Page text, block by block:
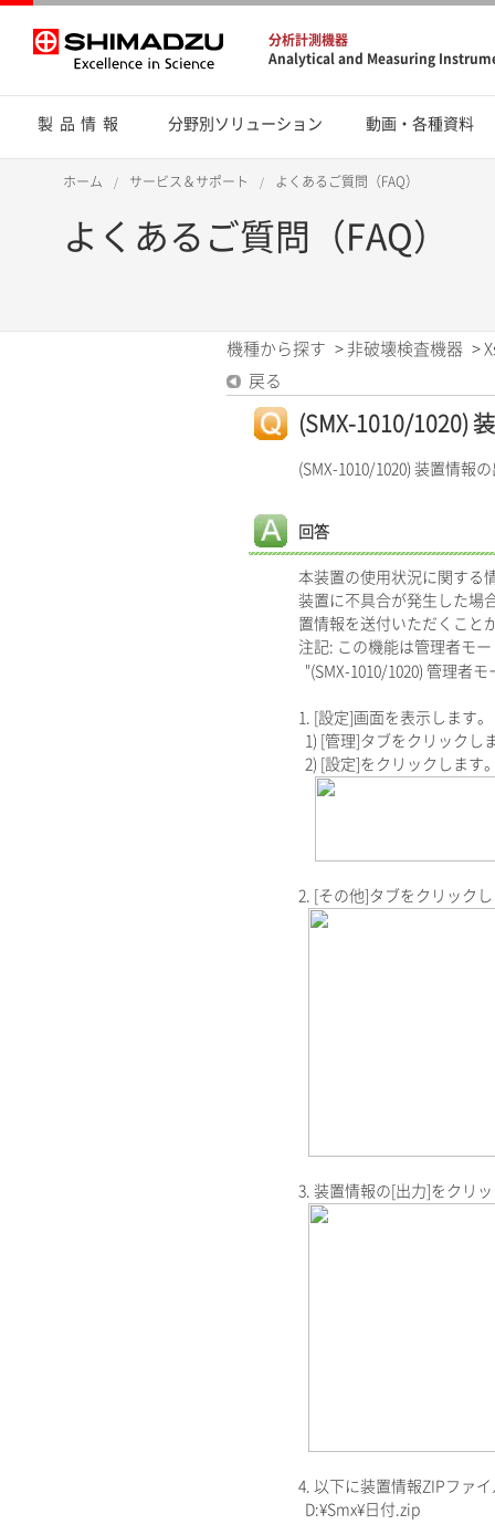
分析計測機器
Analytical and Measuring
製品情報 分野別ソリューション 動画・各種資料
ホーム サービス＆サポート よくあるご質問（FAQ）
よくあるご質問（FAQ）
機種から探す > 非破壊検査機器 >
戻る
(SMX-1010/1020)
(SMX-1010/1020) 装置情報の
回答
本装置の使用状況に関する
装置に不具合が発生した場
置情報を送付いただくこと
注記: この機能は管理者モー
"(SMX-1010/1020) 管理者モ
1. [設定]画面を表示します。
1) [管理]タブをクリックし
2) [設定]をクリックします。
2. [その他]タブをクリックし
3. 装置情報の[出力]をクリッ
4. 以下に装置情報ZIPファイ
D:¥Smx¥日付.zip